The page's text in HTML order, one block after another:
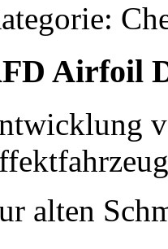
Airfoil
alten